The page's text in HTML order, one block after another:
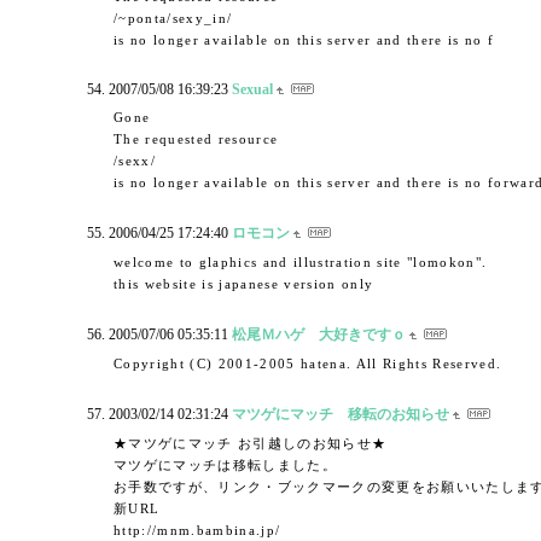
/~ponta/sexy_in/
is no longer available on this server and there is no f
2007/05/08 16:39:23 Sexual
Gone
The requested resource
/sexx/
is no longer available on this server and there is no
2006/04/25 17:24:40 ロモコン
welcome to glaphics and illustration site "lomokon".
this website is japanese version only
2005/07/06 05:35:11 松尾Ｍハゲ 大好きですｏ
Copyright (C) 2001-2005 hatena. All Rights Reserved.
2003/02/14 02:31:24 マツゲにマッチ 移転のお知らせ
★マツゲにマッチ お引越しのお知らせ★
マツゲにマッチは移転しました。
お手数ですが、リンク・ブックマークの変更をお願いいたしま
新URL
http://mnm.bambina.jp/